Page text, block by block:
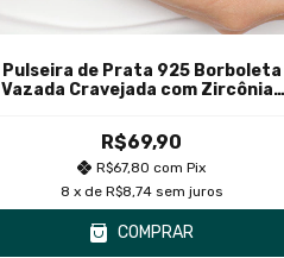
Pulseira de Prata 925 Borboleta
Vazada Cravejada com Zircônias
R$69,90
R$67,80com Pix
8 x de R$8,74 sem juros
COMPRAR